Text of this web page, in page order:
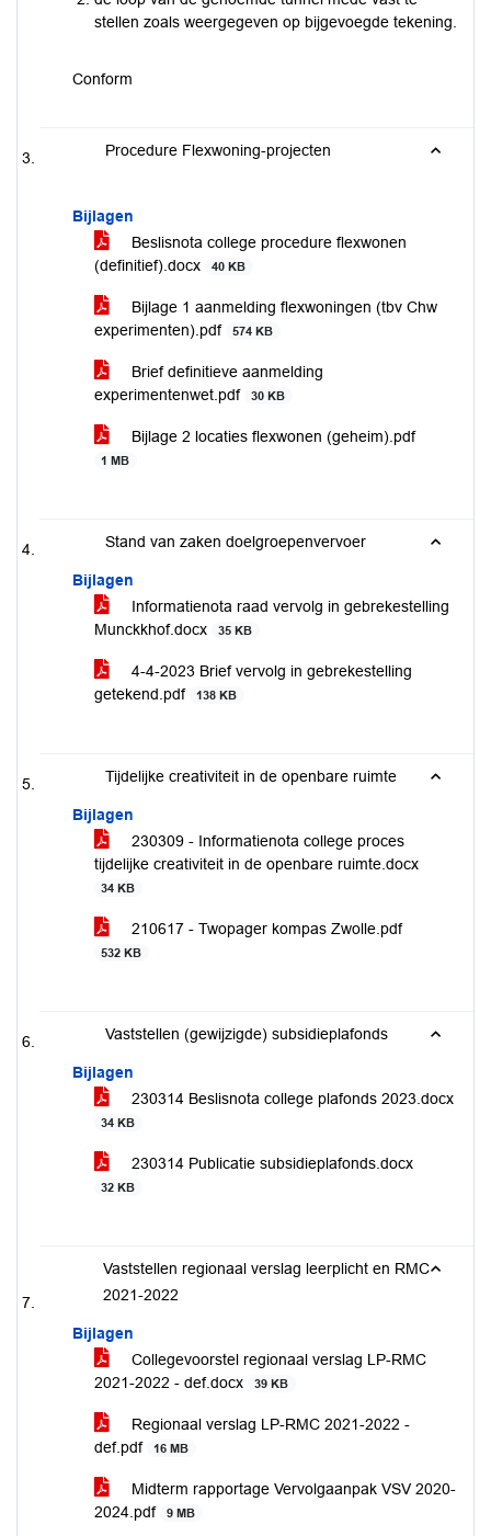
stellen zoals weergegeven op bijgevoegde tekening.
Conform
Procedure Flexwoning-projecten
Bijlagen
Beslisnota college procedure flexwonen
(definitief).docx
40 KB
Bijlage 1 aanmelding flexwoningen (tbv Chw
experimenten).pdf
574 KB
Brief definitieve aanmelding
experimentenwet.pdf
30 KB
Bijlage 2 locaties flexwonen (geheim).pdf
1 MB
Stand van zaken doelgroepenvervoer
Bijlagen
Informatienota raad vervolg in gebrekestelling
Munckkhof.docx
35 KB
4-4-2023 Brief vervolg in gebrekestelling
getekend.pdf
138 KB
Tijdelijke creativiteit in de openbare ruimte
Bijlagen
230309 - Informatienota college proces
tijdelijke creativiteit in de openbare ruimte.docx
34 KB
210617 - Twopager kompas Zwolle.pdf
532 KB
Vaststellen (gewijzigde) subsidieplafonds
Bijlagen
230314 Beslisnota college plafonds 2023.docx
34 KB
230314 Publicatie subsidieplafonds.docx
32 KB
Vaststellen regionaal verslag leerplicht en RMC
2021-2022
Bijlagen
Collegevoorstel regionaal verslag LP-RMC
2021-2022 - def.docx
39 KB
Regionaal verslag LP-RMC 2021-2022 -
def.pdf
16 MB
Midterm rapportage Vervolgaanpak VSV 2020-
2024.pdf
9 MB